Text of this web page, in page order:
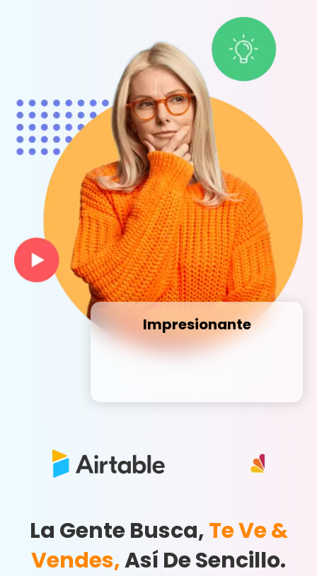
Impresionante
La Gente Busca,Te Ve &
Vendes,Así De Sencillo.